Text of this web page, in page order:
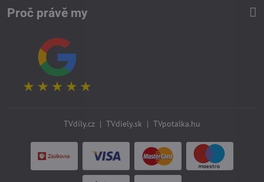
Proč právě my
TVdíly.cz | TVdiely.sk | TVpotalka.hu